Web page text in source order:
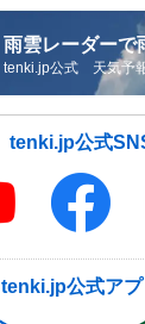
雨雲レーダーで
tenki.jp公式 天気予
tenki.jp公式
tenki.jp公式アプ